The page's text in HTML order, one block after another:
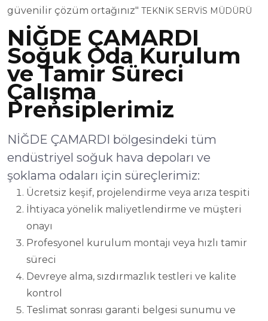
güvenilir çözüm ortağınız" TEKNİK SERVİS MÜDÜRÜ
NİĞDE ÇAMARDI
Soğuk Oda Kurulum
ve Tamir Süreci
Çalışma
Prensiplerimiz
NİĞDE ÇAMARDI bölgesindeki tüm
endüstriyel soğuk hava depoları ve
şoklama odaları için süreçlerimiz:
Ücretsiz keşif, projelendirme veya arıza tespiti
İhtiyaca yönelik maliyetlendirme ve müşteri
onayı
Profesyonel kurulum montajı veya hızlı tamir
süreci
Devreye alma, sızdırmazlık testleri ve kalite
kontrol
Teslimat sonrası garanti belgesi sunumu ve